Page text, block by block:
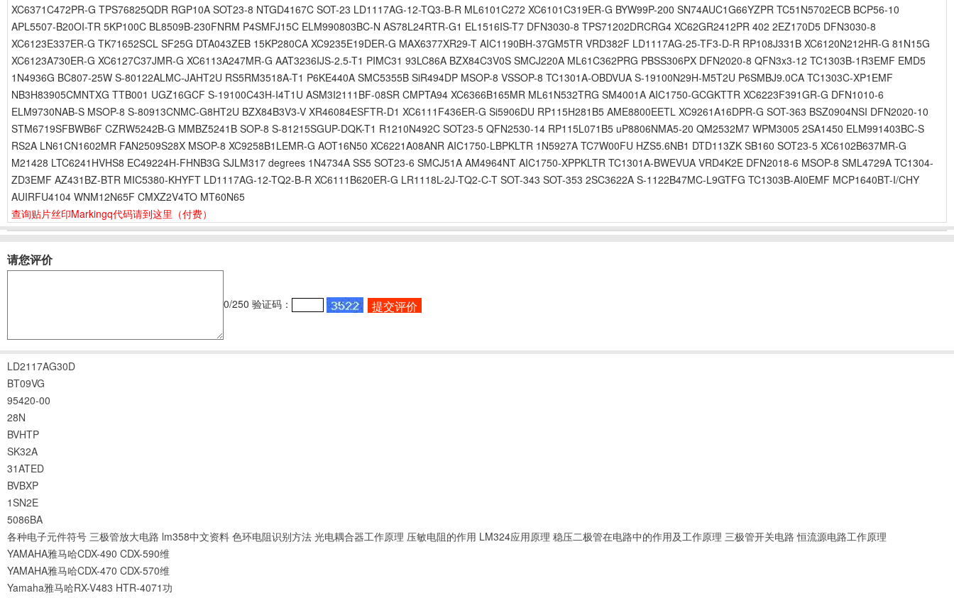
XC6371C472PR-G TPS76825QDR RGP10A SOT23-8 NTGD4167C SOT-23 LD1117AG-12-TQ3-B-R ML6101C272 XC6101C319ER-G BYW99P-200 SN74AUC1G66YZPR TC51N5702ECB BCP56-10
APL5507-B20OI-TR 5KP100C BL8509B-230FNRM P4SMFJ15C ELM990803BC-N AS78L24RTR-G1 EL1516IS-T7 DFN3030-8 TPS71202DRCRG4 XC62GR2412PR 402 2EZ170D5 DFN3030-8
XC6123E337ER-G TK71652SCL SF25G DTA043ZEB 15KP280CA XC9235E19DER-G MAX6377XR29-T AIC1190BH-37GM5TR VRD382F LD1117AG-25-TF3-D-R RP108J331B XC6120N212HR-G 81N15G
XC6123A730ER-G XC6127C37JMR-G XC6113A247MR-G AAT3236IJS-2.5-T1 PIMC31 93LC86A BZX84C3V0S SMCJ220A ML61C362PRG PBSS306PX DFN2020-8 QFN3x3-12 TC1303B-1R3EMF EMD5
1N4936G BC807-25W S-80122ALMC-JAHT2U RS5RM3518A-T1 P6KE440A SMC5355B SiR494DP MSOP-8 VSSOP-8 TC1301A-OBDVUA S-19100N29H-M5T2U P6SMBJ9.0CA TC1303C-XP1EMF
NB3H83905CMNTXG TTB001 UGZ16GCF S-19100C43H-I4T1U ASM3I2111BF-08SR CMPTA94 XC6366B165MR ML61N532TRG SM4001A AIC1750-GCGKTTR XC6223F391GR-G DFN1010-6
ELM9730NAB-S MSOP-8 S-80913CNMC-G8HT2U BZX84B3V3-V XR46084ESFTR-D1 XC6111F436ER-G Si5906DU RP115H281B5 AME8800EETL XC9261A16DPR-G SOT-363 BSZ0904NSI DFN2020-10
STM6719SFBWB6F CZRW5242B-G MMBZ5241B SOP-8 S-81215SGUP-DQK-T1 R1210N492C SOT23-5 QFN2530-14 RP115L071B5 uP8806NMA5-20 QM2532M7 WPM3005 2SA1450 ELM991403BC-S
RS2A LN61CN1602MR FAN2509S28X MSOP-8 XC9258B1LEMR-G AOT16N50 XC6221A08ANR AIC1750-LBPKLTR 1N5927A TC7W00FU HZS5.6NB1 DTD113ZK SB160 SOT23-5 XC6102B637MR-G
M21428 LTC6241HVHS8 EC49224H-FHNB3G SJLM317 degrees 1N4734A SS5 SOT23-6 SMCJ51A AM4964NT AIC1750-XPPKLTR TC1301A-BWEVUA VRD4K2E DFN2018-6 MSOP-8 SML4729A TC1304-
ZD3EMF AZ431BZ-BTR MIC5380-KHYFT LD1117AG-12-TQ2-B-R XC6111B620ER-G LR1118L-2J-TQ2-C-T SOT-343 SOT-353 2SC3622A S-1122B47MC-L9GTFG TC1303B-AI0EMF MCP1640BT-I/CHY
AUIRFU4104 WNM12N65F CMXZ2V4TO MT60N65
查询贴片丝印Markingq代码请到这里 （付费）
请您评价
0/250 验证码：
LD2117AG30D
BT09VG
95420-00
28N
BVHTP
SK32A
31ATED
BVBXP
1SN2E
5086BA
各种电子元件符号 三极管放大电路 lm358中文资料 色环电阻识别方法 光电耦合器工作原理 压敏电阻的作用 LM324应用原理 稳压二极管在电路中的作用及工作原理 三极管开关电路 恒流源电路工作原理
YAMAHA雅马哈CDX-490 CDX-590维
YAMAHA雅马哈CDX-470 CDX-570维
Yamaha雅马哈RX-V483 HTR-4071功